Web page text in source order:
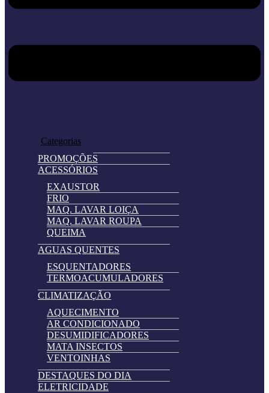
Categorias
PROMOÇÕES
ACESSÓRIOS
EXAUSTOR
FRIO
MAQ. LAVAR LOIÇA
MAQ. LAVAR ROUPA
QUEIMA
AGUAS QUENTES
ESQUENTADORES
TERMOACUMULADORES
CLIMATIZAÇÃO
AQUECIMENTO
AR CONDICIONADO
DESUMIDIFICADORES
MATA INSECTOS
VENTOINHAS
DESTAQUES DO DIA
ELETRICIDADE